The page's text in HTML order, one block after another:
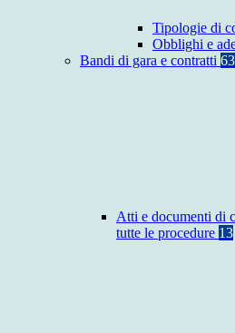
Tipologie di
Obblighi e
Bandi di gara e contratti
Atti e documenti di
tutte le procedure 13